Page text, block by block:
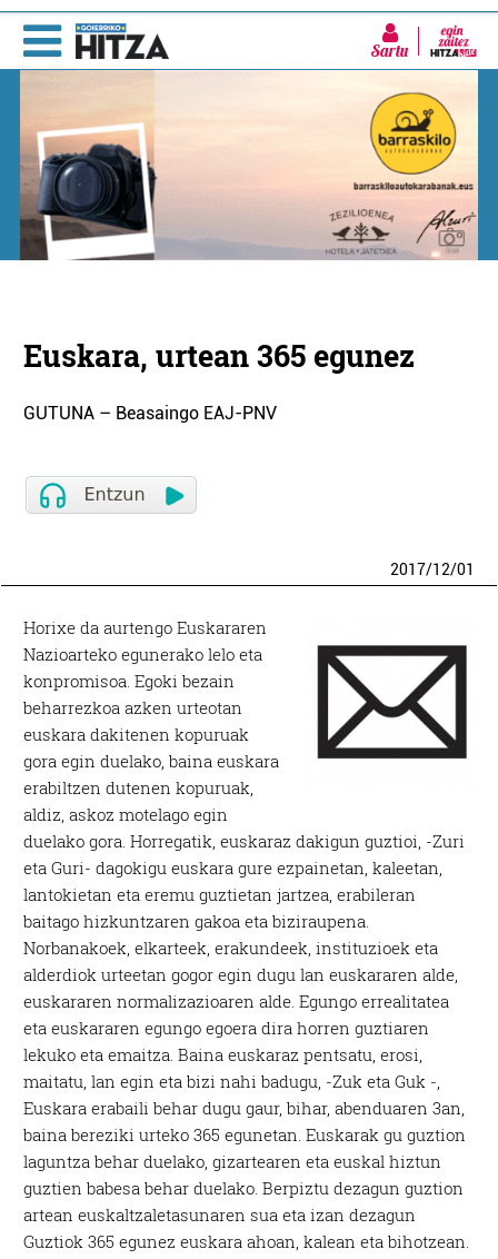
Sartu
Euskara, urtean 365 egunez
GUTUNA – Beasaingo EAJ-PNV
2017/12/01
Horixe da aurtengo Euskararen
Nazioarteko egunerako lelo eta
konpromisoa. Egoki bezain
beharrezkoa azken urteotan
euskara dakitenen kopuruak
gora egin duelako, baina euskara
erabiltzen dutenen kopuruak,
aldiz, askoz motelago egin
duelako gora. Horregatik, euskaraz dakigun guztioi, -Zuri
eta Guri- dagokigu euskara gure ezpainetan, kaleetan,
lantokietan eta eremu guztietan jartzea, erabileran
baitago hizkuntzaren gakoa eta biziraupena.
Norbanakoek, elkarteek, erakundeek, instituzioek eta
alderdiok urteetan gogor egin dugu lan euskararen alde,
euskararen normalizazioaren alde. Egungo errealitatea
eta euskararen egungo egoera dira horren guztiaren
lekuko eta emaitza. Baina euskaraz pentsatu, erosi,
maitatu, lan egin eta bizi nahi badugu, -Zuk eta Guk -,
Euskara erabaili behar dugu gaur, bihar, abenduaren 3an,
baina bereziki urteko 365 egunetan. Euskarak gu guztion
laguntza behar duelako, gizartearen eta euskal hiztun
guztien babesa behar duelako. Berpiztu dezagun guztion
artean euskaltzaletasunaren sua eta izan dezagun
Guztiok 365 egunez euskara ahoan, kalean eta bihotzean.